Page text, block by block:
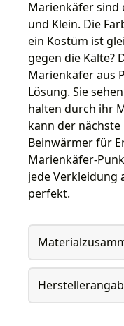
Marienkäfer sind
und Klein. Die
ein Kostüm ist
gegen die Kälte?
Marienkäfer aus
Lösung. Sie
halten durch ihr
kann der
Beinwärmer für
Marienkäfer-
jede Verkleidung
perfekt.